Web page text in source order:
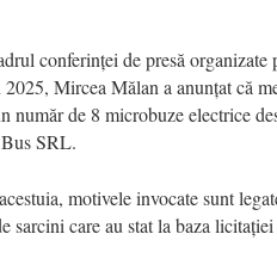
conferinței de presă
Mircea Mălan a anunțat că
număr de 8 microbuze electrice
SRL.
motivele invocate sunt
sarcini care au stat la baza